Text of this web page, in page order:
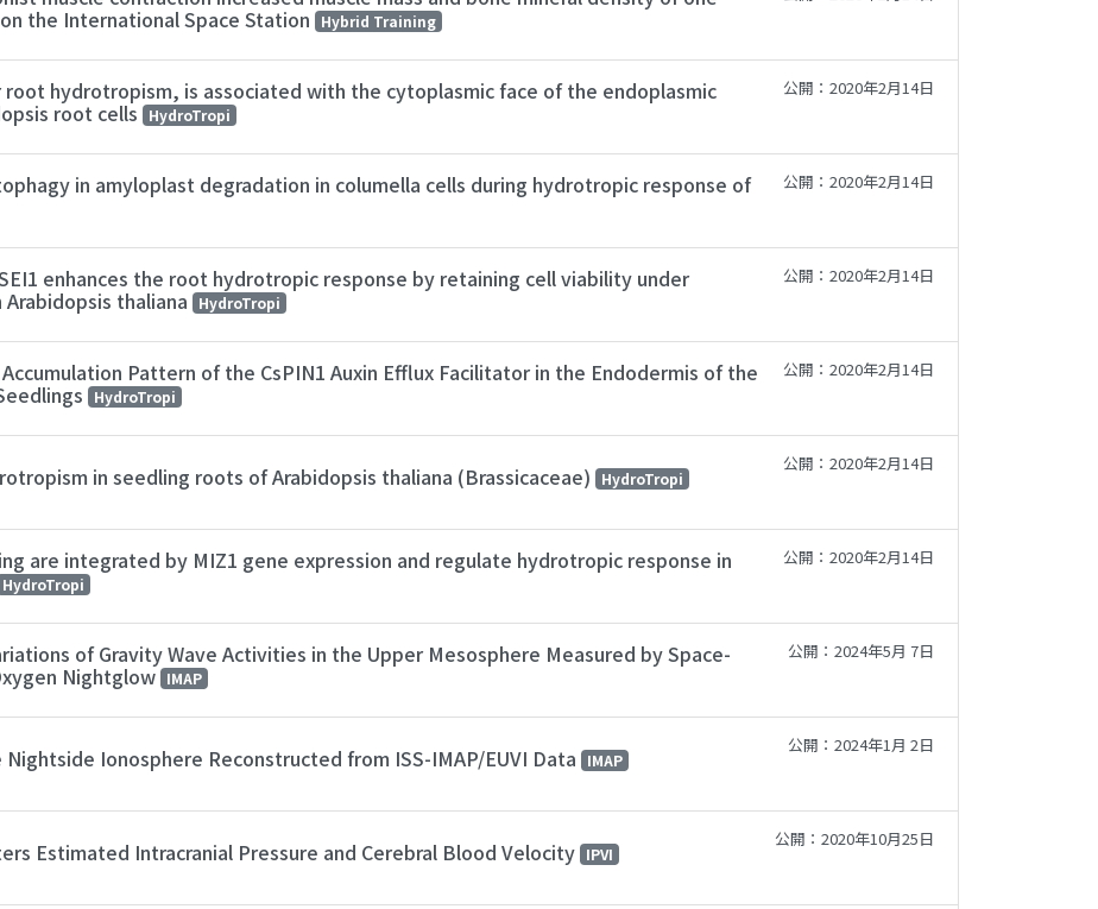
the International Space Station Hybrid Training
hydrotropism, is associated with the cytoplasmic face of the endoplasmic
root cells HydroTropi
公開：2020年2月14日
in amyloplast degradation in columella cells during hydrotropic response of 公開：2020年2月14日
enhances the root hydrotropic response by retaining cell viability under
thaliana HydroTropi
公開：2020年2月14日
Pattern of the CsPIN1 Auxin Efflux Facilitator in the Endodermis of the
HydroTropi
公開：2020年2月14日
in seedling roots of Arabidopsis thaliana (Brassicaceae) HydroTropi
公開：2020年2月14日
are integrated by MIZ1 gene expression and regulate hydrotropic response in
HydroTropi
公開：2020年2月14日
of Gravity Wave Activities in the Upper Mesosphere Measured by Space-
Nightglow IMAP
公開：2024年5月 7日
Ionosphere Reconstructed from ISS-IMAP/EUVI Data IMAP
公開：2024年1月 2日
Estimated Intracranial Pressure and Cerebral Blood Velocity IPVI
公開：2020年10月25日